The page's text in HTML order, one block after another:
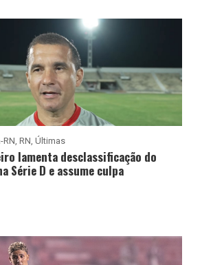
RN, RN, Últimas
lamenta desclassificação do
Série D e assume culpa